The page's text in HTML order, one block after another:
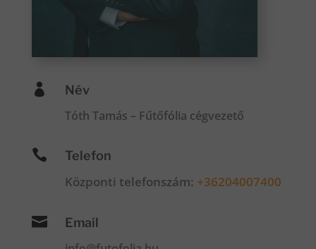
 Név
Tóth Tamás – Fűtőfólia cégvezető
 Telefon
Központi telefonszám: +36204007400
 Email